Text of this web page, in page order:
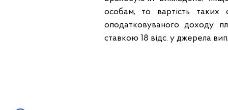
особам, то вартість таких
оподатковуваного доходу
ставкою 18 відс. у джерела